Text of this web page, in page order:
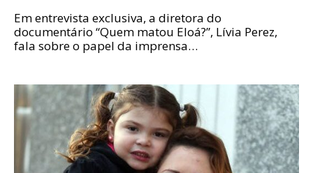
Em entrevista exclusiva, a diretora do
documentário “Quem matou Eloá?”, Lívia Perez,
fala sobre o papel da imprensa…